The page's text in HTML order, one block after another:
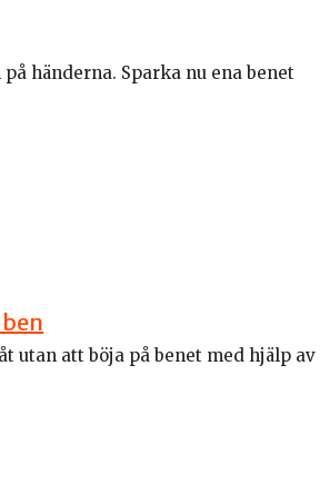
händerna. Sparka nu ena benet
utan att böja på benet med hjälp av